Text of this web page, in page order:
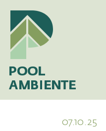
07.10.25